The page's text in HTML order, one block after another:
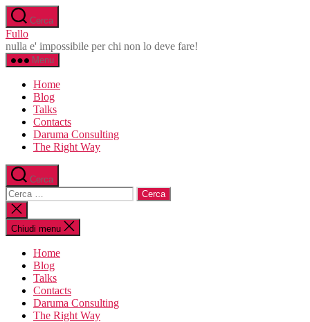
Salta
al
contenuto
Cerca
Fullo
nulla e' impossibile per chi non lo deve fare!
Menu
Home
Blog
Talks
Contacts
Daruma Consulting
The Right Way
Cerca
Cerca:
Chiudi
la
ricerca
Chiudi menu
Home
Blog
Talks
Contacts
Daruma Consulting
The Right Way